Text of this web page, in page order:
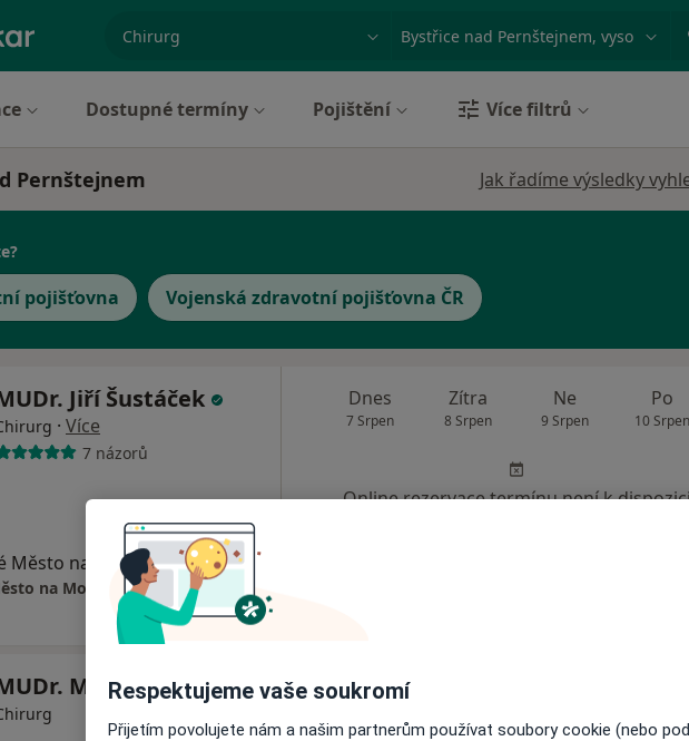
Město nebo region
Dostupné termíny Pojištění Více filtrů
Pernštejnem Jak řadíme výsledky
pojišťovna Vojenská zdravotní pojišťovna ČR
Jiří Šustáček
· Více
7 názorů
Město na Moravě•Mapa
na Moravě, p.o.
Dnes
7 Srpen
Zítra
8 Srpen
Ne
9 Srpen
Po
10 Srpen
Online rezervace termínu není k
Michal Pačiska Dnes
Respektujeme vaše soukromí
Přijetím povolujete nám a našim partnerům používat soubory cookie (nebo